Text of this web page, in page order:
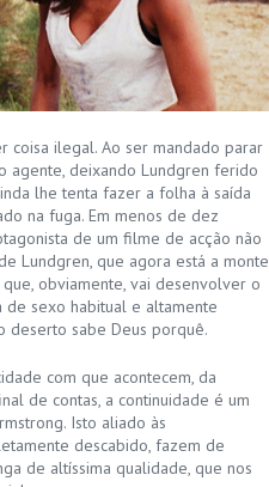
coisa ilegal. Ao ser mandado parar
agente, deixando Lundgren ferido
lhe tenta fazer a folha à saída
na fuga. Em menos de dez
de um filme de acção não
Lundgren, que agora está a monte
obviamente, vai desenvolver o
de sexo habitual e altamente
deserto sabe Deus porquê.
com que acontecem, da
de contas, a continuidade é um
Isto aliado às
descabido, fazem de
de altíssima qualidade, que nos